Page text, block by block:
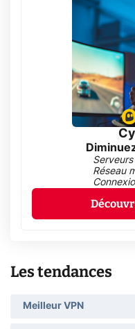
Réseau
Les tendances
Meilleur VPN